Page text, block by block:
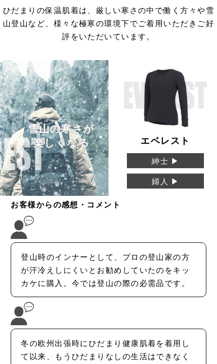
JAXAコラボ商品
その他
ひだまりの保温肌着は、厳しい寒さの中で働く方々や雪
山登山など、様々な極寒の環境下でご着用いただきご好
評をいただいています。
雪山の寒さが
楽しくなる
エベレスト
紳士 ▶︎
婦人 ▶
お客様からの感想・コメント
登山時のインナーとして、プロの登山家の方
が汗冷えしにくいとお勧めしていたのをキッ
カケに購入。今では登山の際の必需品です。
冬の欧州出張時にひだまり健康肌着を着用し
て以来、もうひだまりなしの生活はできなく